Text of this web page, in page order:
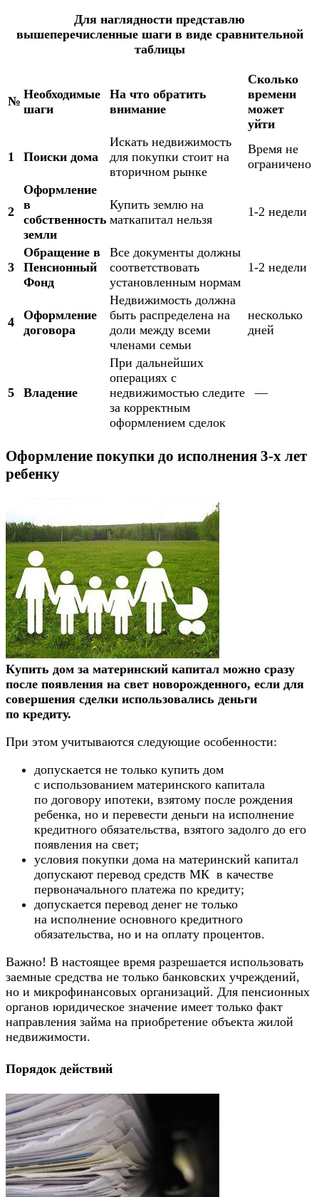
Для наглядности представлю
вышеперечисленные шаги в виде сравнительной
таблицы
№ Необходимые
шаги
На что обратить
внимание
Сколько
времени
может
уйти
1 Поиски дома
Искать недвижимость
для покупки стоит на
вторичном рынке
Время не
ограничено
2
Оформление
в
собственность
земли
Купить землю на
маткапитал нельзя
1-2 недели
3
Обращение в
Пенсионный
Фонд
Все документы должны
соответствовать
установленным нормам
1-2 недели
4
Оформление
договора
Недвижимость должна
быть распределена на
доли между всеми
членами семьи
несколько
дней
5 Владение
При дальнейших
операциях с
недвижимостью следите
за корректным
оформлением сделок
—
Оформление покупки до исполнения 3-х лет
ребенку
Купить дом за материнский капитал можно сразу
после появления на свет новорожденного, если для
совершения сделки использовались деньги
по кредиту.
При этом учитываются следующие особенности:
допускается не только купить дом
с использованием материнского капитала
по договору ипотеки, взятому после рождения
ребенка, но и перевести деньги на исполнение
кредитного обязательства, взятого задолго до его
появления на свет;
условия покупки дома на материнский капитал
допускают перевод средств МК в качестве
первоначального платежа по кредиту;
допускается перевод денег не только
на исполнение основного кредитного
обязательства, но и на оплату процентов.
Важно! В настоящее время разрешается использовать
заемные средства не только банковских учреждений,
но и микрофинансовых организаций. Для пенсионных
органов юридическое значение имеет только факт
направления займа на приобретение объекта жилой
недвижимости.
Порядок действий